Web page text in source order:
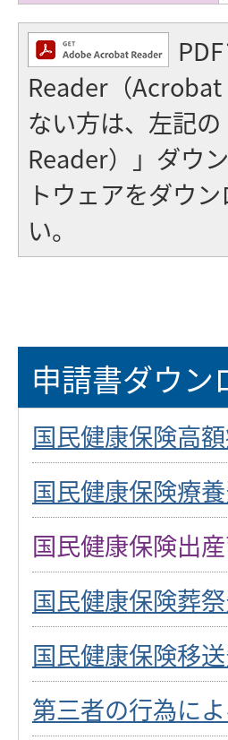
Reader（Acrobat
ない方は、左記
Reader）」ダウ
トウェアをダウ
い。
申請書ダウン
国民健康保険高
国民健康保険療
国民健康保険出
国民健康保険葬
国民健康保険移
第三者の行為に